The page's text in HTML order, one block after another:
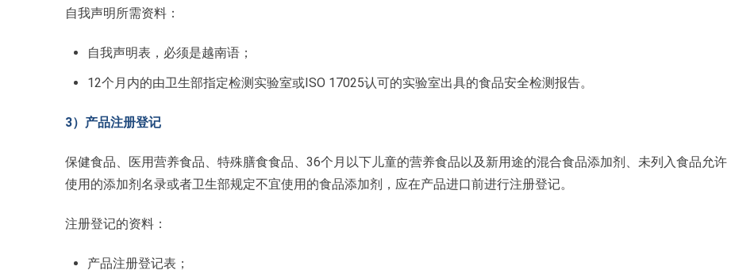
自我声明所需资料：
自我声明表，必须是越南语；
12个月内的由卫生部指定检测实验室或ISO 17025认可的实验室出具的食品安全检测报告。
3）产品注册登记
保健食品、医用营养食品、特殊膳食食品、36个月以下儿童的营养食品以及新用途的混合食品添加剂、未列入食品允许
使用的添加剂名录或者卫生部规定不宜使用的食品添加剂，应在产品进口前进行注册登记。
注册登记的资料：
产品注册登记表；